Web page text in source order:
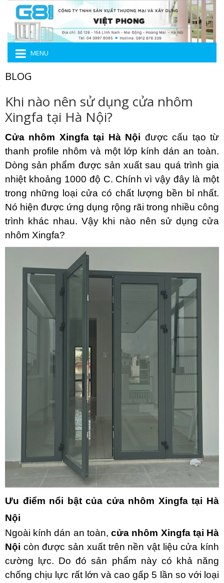
MENU
BLOG
Khi nào nên sử dụng cửa nhôm
Xingfa tại Hà Nội?
Cửa nhôm Xingfa tại Hà Nội được cấu tạo từ
thanh profile nhôm và một lớp kính dán an toàn.
Dòng sản phẩm được sản xuất sau quá trình gia
nhiệt khoảng 1000 độ C. Chính vì vậy đây là một
trong những loại cửa có chất lượng bền bỉ nhất.
Nó hiện được ứng dụng rộng rãi trong nhiều công
trình khác nhau. Vậy khi nào nên sử dụng cửa
nhôm Xingfa?
Ưu điểm nổi bật của cửa nhôm Xingfa tại Hà
Nội
Ngoài kính dán an toàn,cửa nhôm Xingfa tại Hà
Nội còn được sản xuất trên nền vật liệu cửa kính
cường lực. Do đó sản phẩm này có khả năng
chống chịu lực rất lớn và cao gấp 5 lần so với loại